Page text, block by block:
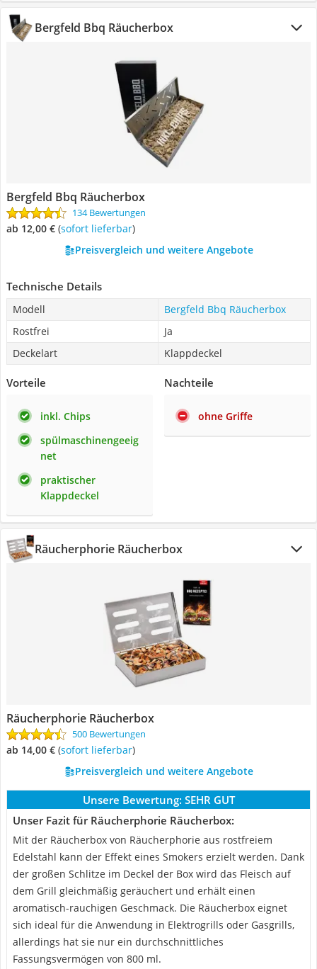
Bergfeld Bbq Räucherbox
Bergfeld Bbq Räucherbox
134 Bewertungen
ab 12,00 € ( Sofort lieferbar)
Preisvergleich und weitere Angebote
Technische Details
Modell
Bergfeld Bbq Räucherbox
Rostfrei
Ja
Deckelart
Klappdeckel
Vorteile
inkl. Chips
spülmaschinengeeig
net
praktischer
Klappdeckel
Nachteile
ohne Griffe
Räucherphorie Räucherbox
Räucherphorie Räucherbox
500 Bewertungen
ab 14,00 € ( Sofort lieferbar)
Preisvergleich und weitere Angebote
Unsere Bewertung: SEHR GUT
Unser Fazit für Räucherphorie Räucherbox:
Mit der Räucherbox von Räucherphorie aus rostfreiem
Edelstahl kann der Effekt eines Smokers erzielt werden. Dank
der großen Schlitze im Deckel der Box wird das Fleisch auf
dem Grill gleichmäßig geräuchert und erhält einen
aromatisch-rauchigen Geschmack. Die Räucherbox eignet
sich ideal für die Anwendung in Elektrogrills oder Gasgrills,
allerdings hat sie nur ein durchschnittliches
Fassungsvermögen von 800 ml.